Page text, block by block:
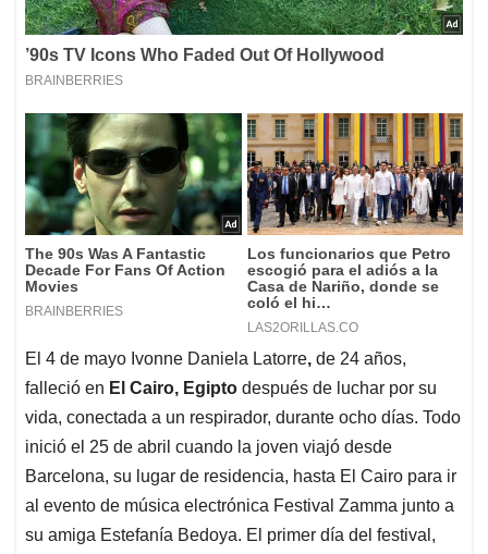
El 4 de mayo Ivonne Daniela Latorre, de 24 años,
falleció en El Cairo, Egipto después de luchar por su
vida, conectada a un respirador, durante ocho días. Todo
inició el 25 de abril cuando la joven viajó desde
Barcelona, su lugar de residencia, hasta El Cairo para ir
al evento de música electrónica Festival Zamma junto a
su amiga Estefanía Bedoya. El primer día del festival,